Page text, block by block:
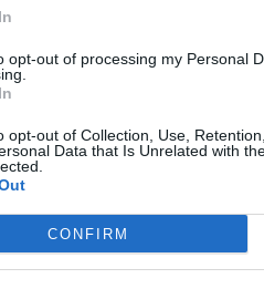
opt-out of processing my Personal
opt-out of Collection, Use,
Data that Is Unrelated with
CONFIRM